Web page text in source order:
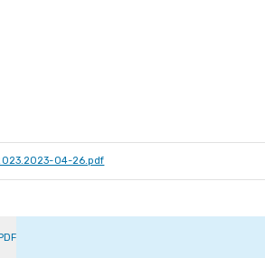
04-26.pdf